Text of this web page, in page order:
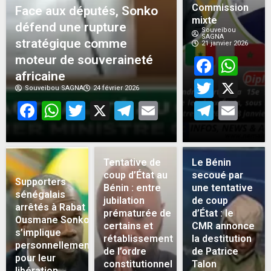
Face aux députés, Sonko
défend une rupture
stratégique comme
moteur de souveraineté
africaine
Souveibou SAGNA 24 février 2026
Facebook
WhatsApp
Twitter
X Telegram
Email
Commission
mixte
Souveibou
SAGNA
21 janvier 2026
X
Supporters
sénégalais
arrêtés à Rabat :
Ousmane Sonko
s’implique
personnellement
pour leur
Tentative de
coup d’État au
Bénin : entre
jubilation
prématurée de
certains et
rétablissement
de l’ordre
constitutionnel
Le Bénin
secoué par
une tentative
de coup
d’État : le
CMR annonce
la destitution
de Patrice
Talon